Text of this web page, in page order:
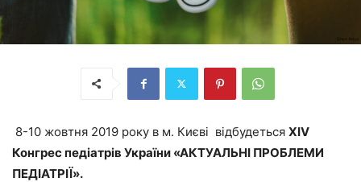
8-10 жовтня 2019 року в м. Києві відбудеться XIV
Конгрес педіатрів України «АКТУАЛЬНІ ПРОБЛЕМИ
ПЕДІАТРІЇ».